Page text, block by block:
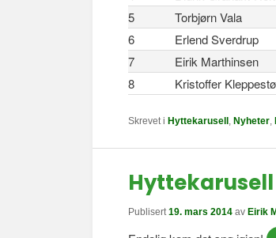
5
Torbjørn Vala
6
Erlend Sverdrup
7
Eirik Marthinsen
8
Kristoffer Kleppestø
Skrevet i Hyttekarusell , Nyheter,
Hyttekarusell
Publisert19. mars 2014 av Eirik